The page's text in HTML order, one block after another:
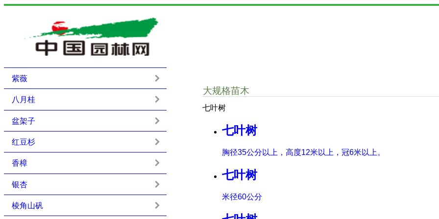
大规格苗木
七叶树
七叶树
胸径35公分以上，高度12米以上，冠6米以上。
七叶树
米径60公分
紫薇
八月桂
盆架子
红豆杉
香樟
银杏
棱角山矾